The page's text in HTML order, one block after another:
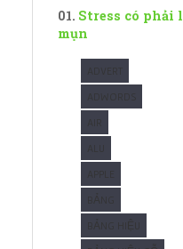
Stress có phải
mụn
ADVERT
ADWORDS
AIR
ALU
APPLE
BẢNG HIỆU